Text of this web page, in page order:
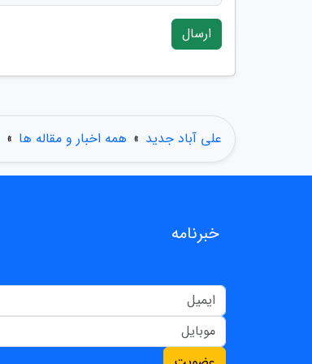
ارسال
علی آباد جدید » همه اخبار و مقاله ها »
خبرنامه